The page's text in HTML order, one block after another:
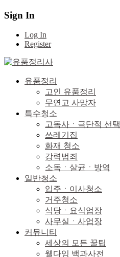
Sign In
Log In
Register
유품정리
고인 유품정리
무연고 사망자
특수청소
고독사ㆍ극단적 선택
쓰레기집
화재 청소
강력범죄
소독ㆍ살균ㆍ방역
일반청소
입주ㆍ이사청소
거주청소
식당ㆍ요식업장
사무실ㆍ사업장
커뮤니티
세상의 모든 꿀팁
웰다잉 백과사전